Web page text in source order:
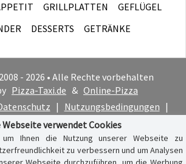
GRILLPLATTEN
GEFLÜGEL
DESSERTS GETRÄNKE
- 2026 • Alle Rechte vorbehalten
Pizza-Taxi.de & Online-Pizza
| Nutzungsbedingungen |
Cookie-Hinweis
Webseite verwendet Cookies
Ihnen die Nutzung unserer Webseite zu
zu verbessern und um Analysen